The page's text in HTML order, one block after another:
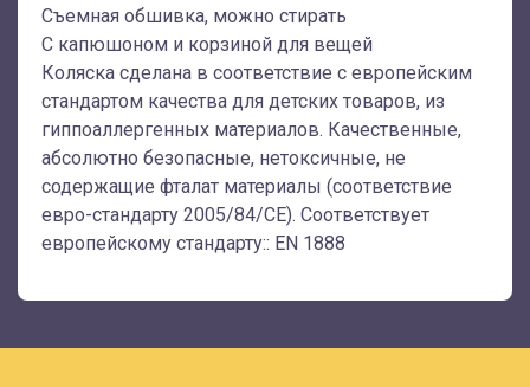
Съемная обшивка, можно стирать
С капюшоном и корзиной для вещей
Коляска сделана в соответствие с европейским
стандартом качества для детских товаров, из
гиппоаллергенных материалов. Качественные,
абсолютно безопасные, нетоксичные, не
содержащие фталат материалы (соответствие
евро-стандарту 2005/84/CE). Соответствует
европейскому стандарту:: EN 1888